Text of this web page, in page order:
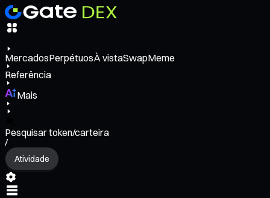
MercadosPerpétuosÀ vistaSwapMeme
Referência
Mais
Pesquisar token/carteira
/
Atividade